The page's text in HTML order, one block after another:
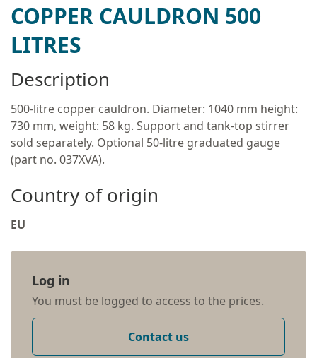
COPPER CAULDRON 500
LITRES
Description
500-litre copper cauldron. Diameter: 1040 mm height:
730 mm, weight: 58 kg. Support and tank-top stirrer
sold separately. Optional 50-litre graduated gauge
(part no. 037XVA).
Country of origin
EU
Log in
You must be logged to access to the prices.
Contact us